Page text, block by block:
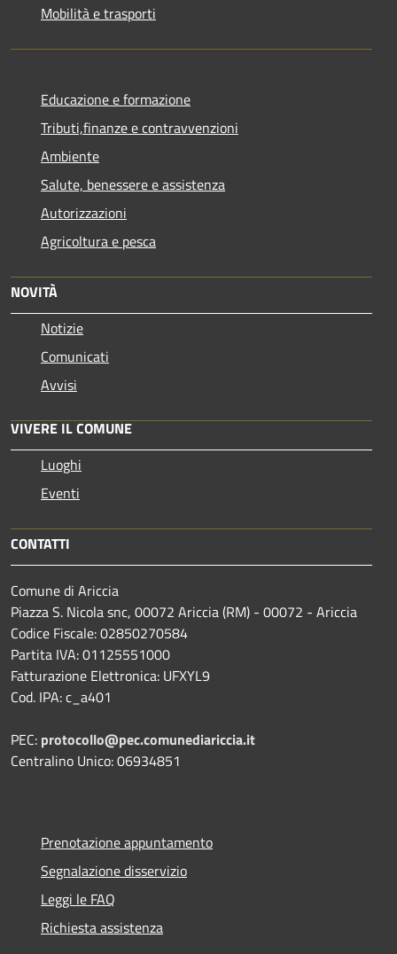
Mobilità e trasporti
Educazione e formazione
Tributi,finanze e contravvenzioni
Ambiente
Salute, benessere e assistenza
Autorizzazioni
Agricoltura e pesca
NOVITÀ
Notizie
Comunicati
Avvisi
VIVERE IL COMUNE
Luoghi
Eventi
CONTATTI
Comune di Ariccia
Piazza S. Nicola snc, 00072 Ariccia (RM) - 00072 - Ariccia
Codice Fiscale: 02850270584
Partita IVA: 01125551000
Fatturazione Elettronica: UFXYL9
Cod. IPA: c_a401
PEC: protocollo@pec.comunediariccia.it
Centralino Unico: 06934851
Prenotazione appuntamento
Segnalazione disservizio
Leggi le FAQ
Richiesta assistenza